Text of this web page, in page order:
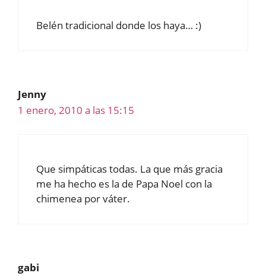
Belén tradicional donde los haya… :)
Jenny
1 enero, 2010 a las 15:15
Que simpáticas todas. La que más gracia
me ha hecho es la de Papa Noel con la
chimenea por váter.
gabi